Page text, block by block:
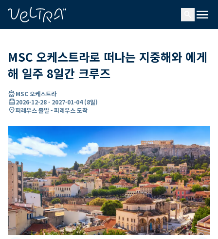
menu
MSC 오케스트라로 떠나는 지중해와 에게
해 일주 8일간 크루즈
directions_boatMSC 오케스트라
card_travel2026-12-28- 2027-01-04(8일)
location_on피레우스 출발 - 피레우스 도착